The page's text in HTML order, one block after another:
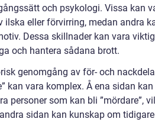
och psykologi. Vissa kan
ilska eller förvirring, medan andra
Dessa skillnader kan vara
och hantera sådana brott.
genomgång av för- och
kan vara komplex. Å ena sidan
personer som kan bli ”mördare”,
sidan kan kunskap om